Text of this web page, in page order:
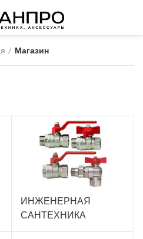
Магазин
ИНЖЕНЕРНАЯ
САНТЕХНИКА